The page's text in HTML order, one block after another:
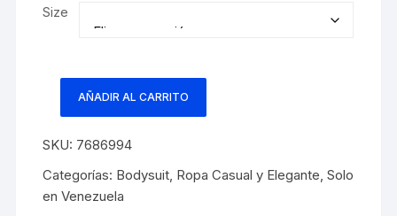
$30.00. $15.00.
Size
Bodysuit
larga
diseño
resplandeciente
AÑADIR AL CARRITO
SKU: 7686994
Categorías: Bodysuit Ropa Casual y Elegante ,Solo
en Venezuela